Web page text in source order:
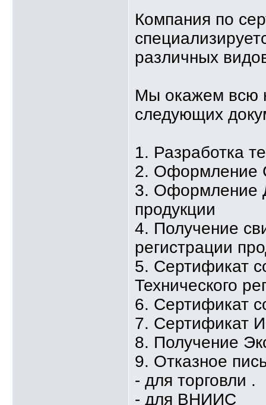
Компания по
различных
Мы окажем всю
следующих
1. Разработка
2. Оформление
3. Оформление
продукции
4. Получение
регистрации
5. Сертификат
Технического
6. Сертификат
7. Сертификат
8. Получение
9. Отказное
- для торговли .
- для ВНИИС